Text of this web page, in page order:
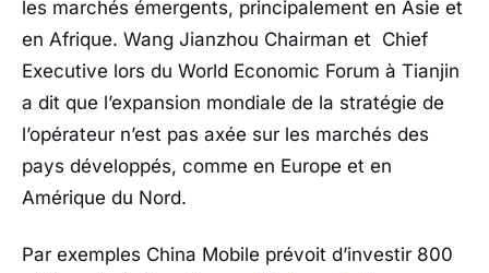
les marchés émergents, principalement en Asie et
en Afrique. Wang Jianzhou Chairman et Chief
Executive lors du World Economic Forum à Tianjin
a dit que l’expansion mondiale de la stratégie de
l’opérateur n’est pas axée sur les marchés des
pays développés, comme en Europe et en
Amérique du Nord.
Par exemples China Mobile prévoit d’investir 800